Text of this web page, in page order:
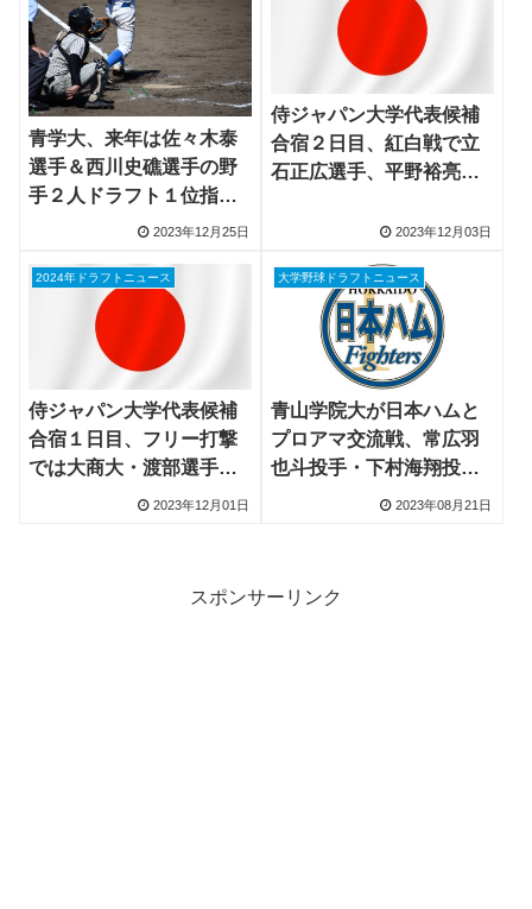
青学大、来年は佐々木泰
選手＆西川史礁選手の野
手２人ドラフト１位指名
2023年12月25日
侍ジャパン大学代表候補
合宿２日目、紅白戦で立
石正広選手、平野裕亮選
2023年12月03日
2024年ドラフトニュース
侍ジャパン大学代表候補
合宿１日目、フリー打撃
では大商大・渡部選手が
2023年12月01日
大学野球ドラフトニュース
青山学院大が日本ハムと
プロアマ交流戦、常広羽
也斗投手・下村海翔投手
の投球に日本ハムスカウ
2023年08月21日
スポンサーリンク